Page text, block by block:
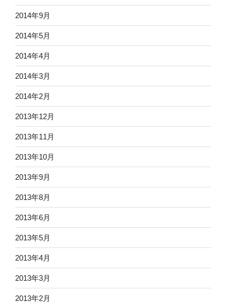
2014年9月
2014年5月
2014年4月
2014年3月
2014年2月
2013年12月
2013年11月
2013年10月
2013年9月
2013年8月
2013年6月
2013年5月
2013年4月
2013年3月
2013年2月